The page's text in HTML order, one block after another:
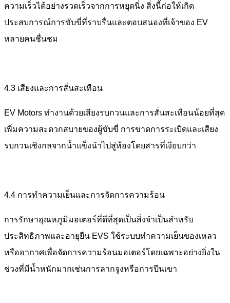
ความเร็วได้อย่างรวดเร็วจากการหยุดนิ่ง สิ่งนี้ก่อให้เกิด
ประสบการณ์การขับขี่ที่ราบรื่นและตอบสนองที่เจ้าของ EV
หลายคนชื่นชม
4.3 เสียงและการสั่นสะเทือน
EV Motors ทำงานด้วยเสียงรบกวนและการสั่นสะเทือนน้อยที่สุด
เพิ่มความสะดวกสบายของผู้ขับขี่ การขาดการระเบิดและเสียง
รบกวนเชิงกลจากน้ำแข็งนำไปสู่ห้องโดยสารที่เงียบกว่า
4.4 การทำความเย็นและการจัดการความร้อน
การรักษาอุณหภูมิมอเตอร์ที่ดีที่สุดเป็นสิ่งจำเป็นสำหรับ
ประสิทธิภาพและอายุยืน EVS ใช้ระบบทำความเย็นของเหลว
หรืออากาศเพื่อจัดการความร้อนมอเตอร์โดยเฉพาะอย่างยิ่งใน
ช่วงที่มีน้ำหนักมากเช่นการลากจูงหรือการปีนเขา